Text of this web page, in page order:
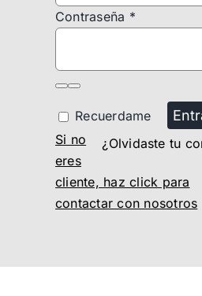
Contraseña *
Recuerdame
¿Olvidaste tu
Si no
eres
cliente, haz click para
contactar con nosotros